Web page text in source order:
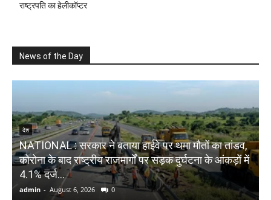
राष्ट्रपति का हेलीकॉप्टर
News of the Day
देश
NATIONAL : सरकार ने बताया हाईवे पर थमा मौतों का तांडव,
कोरोना के बाद राष्ट्रीय राजमार्गों पर सड़क दुर्घटना के आंकड़ों में
4.1% दर्ज...
admin - August 6, 2026 0